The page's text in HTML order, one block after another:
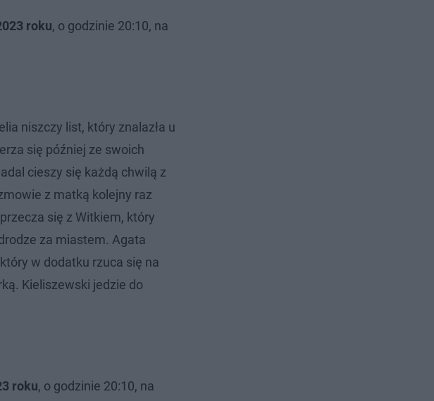
roku, o godzinie 20:10, na
niszczy list, który znalazła u
się później ze swoich
cieszy się każdą chwilą z
z matką kolejny raz
się z Witkiem, który
za miastem. Agata
w dodatku rzuca się na
Kieliszewski jedzie do
roku, o godzinie 20:10, na